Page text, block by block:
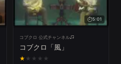
5:01
コブクロ 公式チャンネル
コブクロ「風」
★ ★ ★ ★ ★